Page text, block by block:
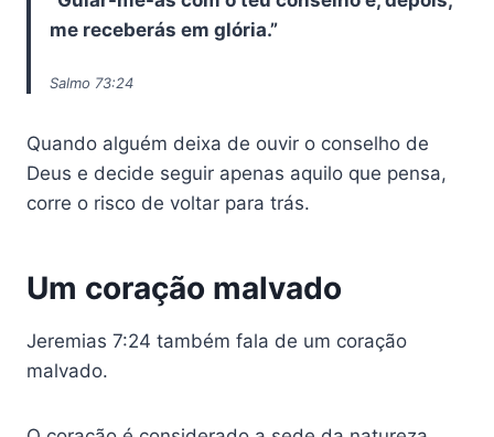
me receberás em glória.”
Salmo 73:24
Quando alguém deixa de ouvir o conselho de
Deus e decide seguir apenas aquilo que pensa,
corre o risco de voltar para trás.
Um coração malvado
Jeremias 7:24 também fala de um coração
malvado.